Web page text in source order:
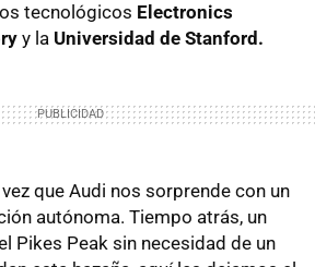
tecnológicos Electronics
y la Universidad de Stanford.
que Audi nos sorprende con un
autónoma. Tiempo atrás, un
Pikes Peak sin necesidad de un